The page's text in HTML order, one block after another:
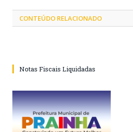
CONTEÚDO RELACIONADO
Notas Fiscais Liquidadas